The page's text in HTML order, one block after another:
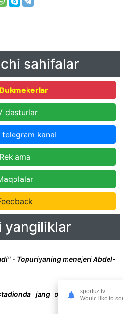
sahifalar
dasturlar
telegram kanal
Reklama
yangiliklar
- Topuriyaning menejeri Abdel-
jang o'tkazish istagida
sportuz.tv
Would like to